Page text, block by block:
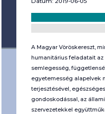
A Magyar Vöröskereszt,
humanitárius feladatait
semlegesség,
egyetemesség alapelvek
terjesztésével,
gondoskodással, az
szervezetekkel